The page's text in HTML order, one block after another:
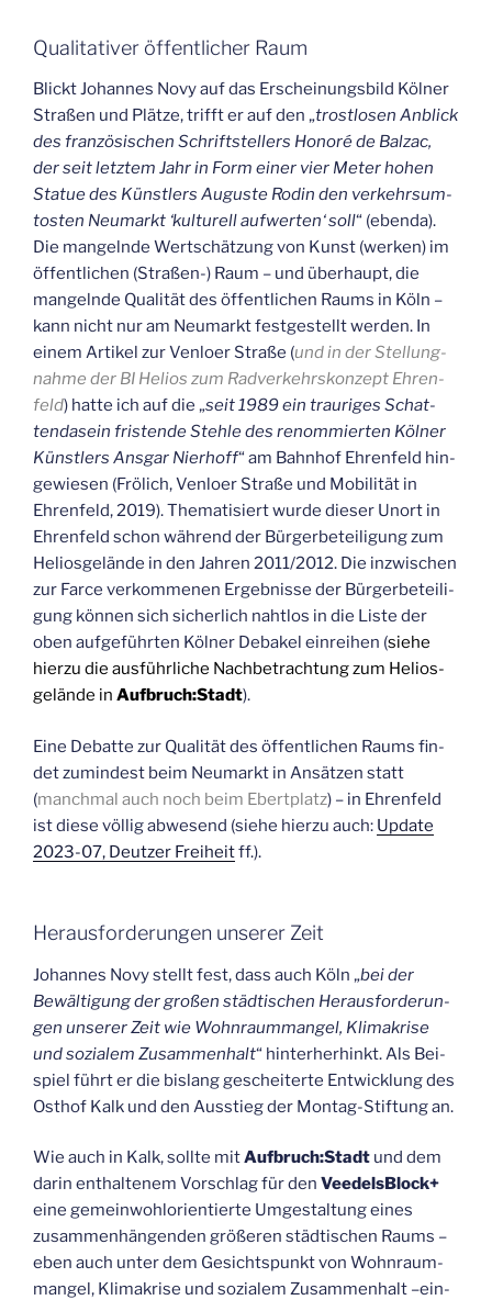
Qua­li­ta­ti­ver öffent­li­cher Raum
Blickt Johan­nes Novy auf das Erschei­nungs­bild Köl­ner
Stra­ßen und Plät­ze, trifft er auf den „trost­lo­sen Anblick
des fran­zö­si­schen Schrift­stel­lers Hono­ré de Bal­zac,
der seit letz­tem Jahr in Form einer vier Meter hohen
Sta­tue des Künst­lers Augus­te Rodin den ver­kehrsum­
tos­ten Neu­markt ‘kul­tu­rell auf­wer­ten‘ soll“ (eben­da).
Die man­geln­de Wert­schät­zung von Kunst (wer­ken) im
öffent­li­chen (Stra­ßen-) Raum – und über­haupt, die
man­geln­de Qua­li­tät des öffent­li­chen Raums in Köln –
kann nicht nur am Neu­markt fest­ge­stellt wer­den. In
einem Arti­kel zur Ven­lo­er Stra­ße (und in der Stel­lung­
nah­me der BI Heli­os zum Rad­ver­kehrs­kon­zept Ehren­
feld) hat­te ich auf die „seit 1989 ein trau­ri­ges Schat­
ten­da­sein fris­ten­de Steh­le des renom­mier­ten Köl­ner
Künst­lers Ans­gar Nier­hoff“ am Bahn­hof Ehren­feld hin­
ge­wie­sen (Frölich, Ven­lo­er Stra­ße und Mobi­li­tät in
Ehren­feld, 2019). The­ma­ti­siert wur­de die­ser Unort in
Ehren­feld schon wäh­rend der Bür­ger­be­tei­li­gung zum
Helios­ge­län­de in den Jah­ren 2011/2012. Die inzwi­schen
zur Far­ce ver­kom­me­nen Ergeb­nis­se der Bür­ger­be­tei­li­
gung kön­nen sich sicher­lich naht­los in die Lis­te der
oben auf­ge­führ­ten Köl­ner Deba­kel ein­rei­hen (sie­he
hier­zu die aus­führ­li­che Nach­be­trach­tung zum Helios­
ge­län­de in Aufbruch:Stadt).
Eine Debat­te zur Qua­li­tät des öffent­li­chen Raums fin­
det zumin­dest beim Neu­markt in Ansät­zen statt
(manch­mal auch noch beim Ebert­platz) – in Ehren­feld
ist die­se völ­lig abwe­send (sie­he hier­zu auch: Update
2023-07, Deut­zer Frei­heitff.).
Her­aus­for­de­run­gen unse­rer Zeit
Johan­nes Novy stellt fest, dass auch Köln „bei der
Bewäl­ti­gung der gro­ßen städ­ti­schen Her­aus­for­de­run­
gen unse­rer Zeit wie Wohn­raum­man­gel, Kli­ma­kri­se
und sozia­lem Zusam­men­halt“ hin­ter­her­hinkt. Als Bei­
spiel führt er die bis­lang geschei­ter­te Ent­wick­lung des
Ost­hof Kalk und den Aus­stieg der Mon­tag-Stif­tung an.
Wie auch in Kalk, soll­te mitAufbruch:Stadt und dem
dar­in ent­hal­te­nem Vor­schlag für den Veedels­Block+
eine gemein­wohl­ori­en­tier­te Umge­stal­tung eines
zusam­men­hän­gen­den grö­ße­ren städ­ti­schen Raums –
eben auch unter dem Gesichts­punkt von Wohn­raum­
man­gel, Kli­ma­kri­se und sozia­lem Zusam­men­halt –ein­